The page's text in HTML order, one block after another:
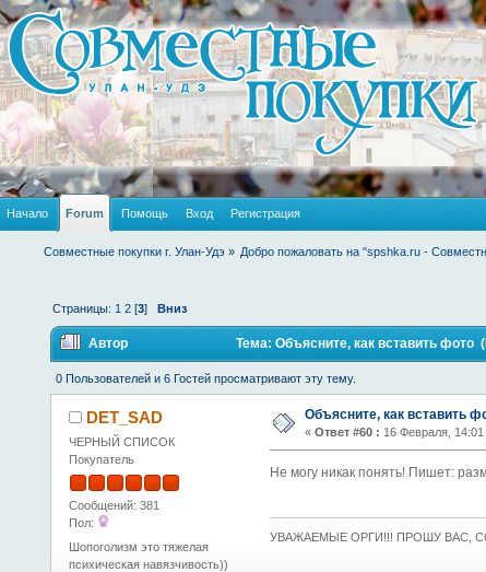
Начало Forum Помощь Вход Регистрация
Совместные покупки г. Улан-Удэ » Добро пожаловать на "spshka.ru -
Страницы: 1 2 [3]Вниз
Автор Тема: Объясните, как вставить фото
0 Пользователей и 6 Гостей просматривают эту тему.
DET_SAD
ЧЕРНЫЙ СПИСОК
Покупатель
Сообщений: 381
Пол:
Шопоголизм это тяжелая
психическая навязчивость))
Объясните, как вставить
« Ответ #60 : 16 Февраля, 14:01
Не могу никак понять! Пишет:
УВАЖАЕМЫЕ ОРГИ!!! ПРОШУ ВАС,